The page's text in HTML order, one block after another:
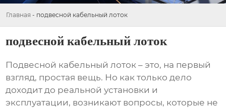
Главная - подвесной кабельный лоток
подвесной кабельный лоток
Подвесной кабельный лоток – это, на первый
взгляд, простая вещь. Но как только дело
доходит до реальной установки и
эксплуатации, возникают вопросы, которые не